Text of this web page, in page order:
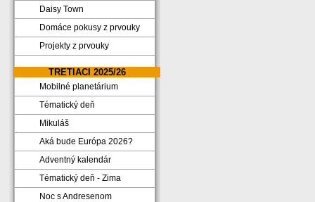
Daisy Town
Domáce pokusy z prvouky
Projekty z prvouky
TRETIACI 2025/26
Mobilné planetárium
Tématický deň
Mikuláš
Aká bude Európa 2026?
Adventný kalendár
Tématický deň - Zima
Noc s Andresenom